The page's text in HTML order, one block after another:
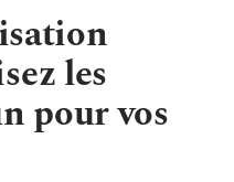
les
pour vos